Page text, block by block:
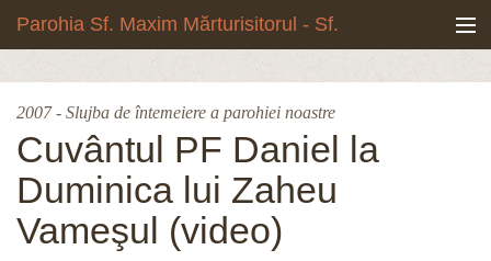
Parohia Sf. Maxim Mărturisitorul - Sf.
Noua biserică
Botezuri & Cununii
Teologie & Cuvinte duhovnicești
Fotografii
2007 - Slujba de întemeiere a parohiei noastre
Cuvântul PF Daniel la
Duminica lui Zaheu
Vameşul (video)